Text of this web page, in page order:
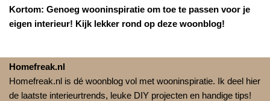
Kortom: Genoeg wooninspiratie om toe te passen voor je
eigen interieur! Kijk lekker rond op deze woonblog!
Homefreak.nl
Homefreak.nl is dé woonblog vol met wooninspiratie. Ik deel hier
de laatste interieurtrends, leuke DIY projecten en handige tips!